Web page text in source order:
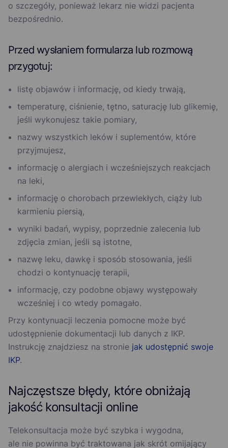
o szczegóły, ponieważ lekarz nie widzi pacjenta
bezpośrednio.
Przed wysłaniem formularza lub rozmową
przygotuj:
listę objawów i informację, od kiedy trwają,
temperaturę, ciśnienie, tętno, saturację lub glikemię,
jeśli wykonujesz takie pomiary,
nazwy wszystkich leków i suplementów, które
przyjmujesz,
informację o alergiach i wcześniejszych reakcjach
na leki,
informację o chorobach przewlekłych, ciąży lub
karmieniu piersią,
wyniki badań, wypisy, poprzednie zalecenia lub
zdjęcia zmian, jeśli są istotne,
nazwę leku, dawkę i sposób stosowania, jeśli
chodzi o kontynuację terapii,
informację, czy podobne objawy występowały
wcześniej i co wtedy pomagało.
Przy kontynuacji leczenia pomocne może być
udostępnienie dokumentacji lub danych z IKP.
Instrukcję znajdziesz na stronie jak udostępnić swoje
IKP.
Najczęstsze błędy, które obniżają
jakość konsultacji online
Telekonsultacja może być szybka i wygodna,
ale nie powinna być traktowana jak skrót omijający